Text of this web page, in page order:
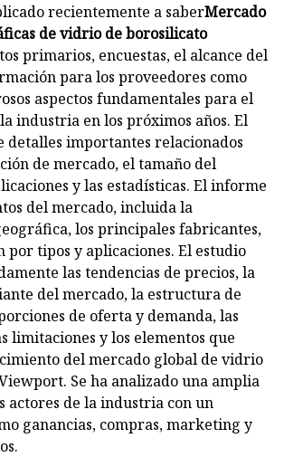
recientemente a saberMercado
de vidrio de borosilicato
primarios, encuestas, el alcance del
para los proveedores como
aspectos fundamentales para el
industria en los próximos años. El
detalles importantes relacionados
de mercado, el tamaño del
y las estadísticas. El informe
del mercado, incluida la
los principales fabricantes,
por tipos y aplicaciones. El estudio
las tendencias de precios, la
del mercado, la estructura de
de oferta y demanda, las
limitaciones y los elementos que
del mercado global de vidrio
Se ha analizado una amplia
actores de la industria con un
ganancias, compras, marketing y